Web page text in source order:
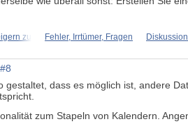
zu Fehler, Irrtümer, Fragen
#8
gestaltet, dass es möglich ist, andere
zum Stapeln von Kalendern.